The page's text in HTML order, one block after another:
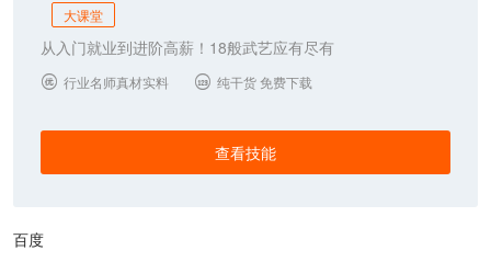
大课堂
从入门就业到进阶高薪！18般武艺应有尽有
 行业名师真材实料  纯干货 免费下载
查看技能
百度